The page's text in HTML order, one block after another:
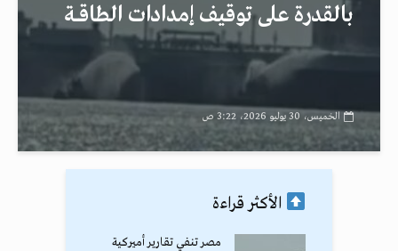
بالقدرة على توقيف إمدادات الطاقــة
الخميس، 30 يوليو 2026، 3:22 ص
الأكثر قراءة
مصر تنفي تقارير أميركية